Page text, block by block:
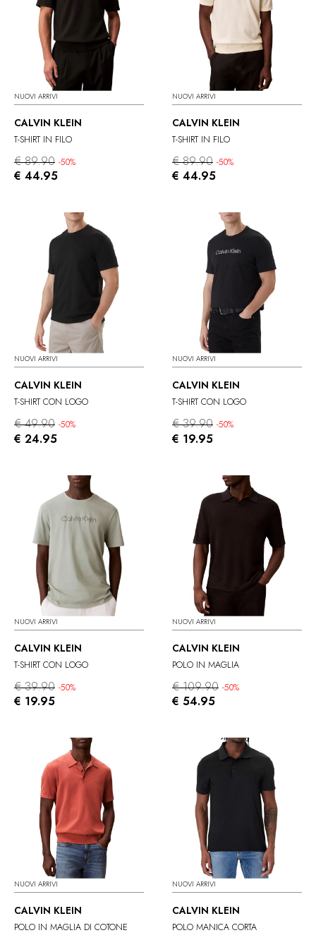
NUOVI ARRIVI
CALVIN KLEIN
T-SHIRT IN FILO
€ 89.90 -50%
€ 44.95
NUOVI ARRIVI
CALVIN KLEIN
T-SHIRT IN FILO
€ 89.90 -50%
€ 44.95
NUOVI ARRIVI
CALVIN KLEIN
T-SHIRT CON LOGO
€ 49.90 -50%
€ 24.95
NUOVI ARRIVI
CALVIN KLEIN
T-SHIRT CON LOGO
€ 39.90 -50%
€ 19.95
NUOVI ARRIVI
CALVIN KLEIN
T-SHIRT CON LOGO
€ 39.90 -50%
€ 19.95
NUOVI ARRIVI
CALVIN KLEIN
POLO IN MAGLIA
€ 109.90 -50%
€ 54.95
NUOVI ARRIVI
CALVIN KLEIN
POLO IN MAGLIA DI COTONE
NUOVI ARRIVI
CALVIN KLEIN
POLO MANICA CORTA